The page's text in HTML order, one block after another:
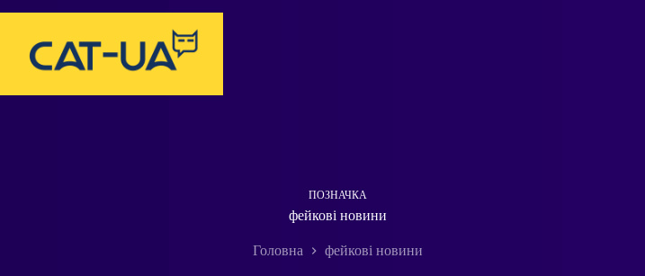
вмісту
ПОЗНАЧКА
фейкові новини
Головна фейкові новини